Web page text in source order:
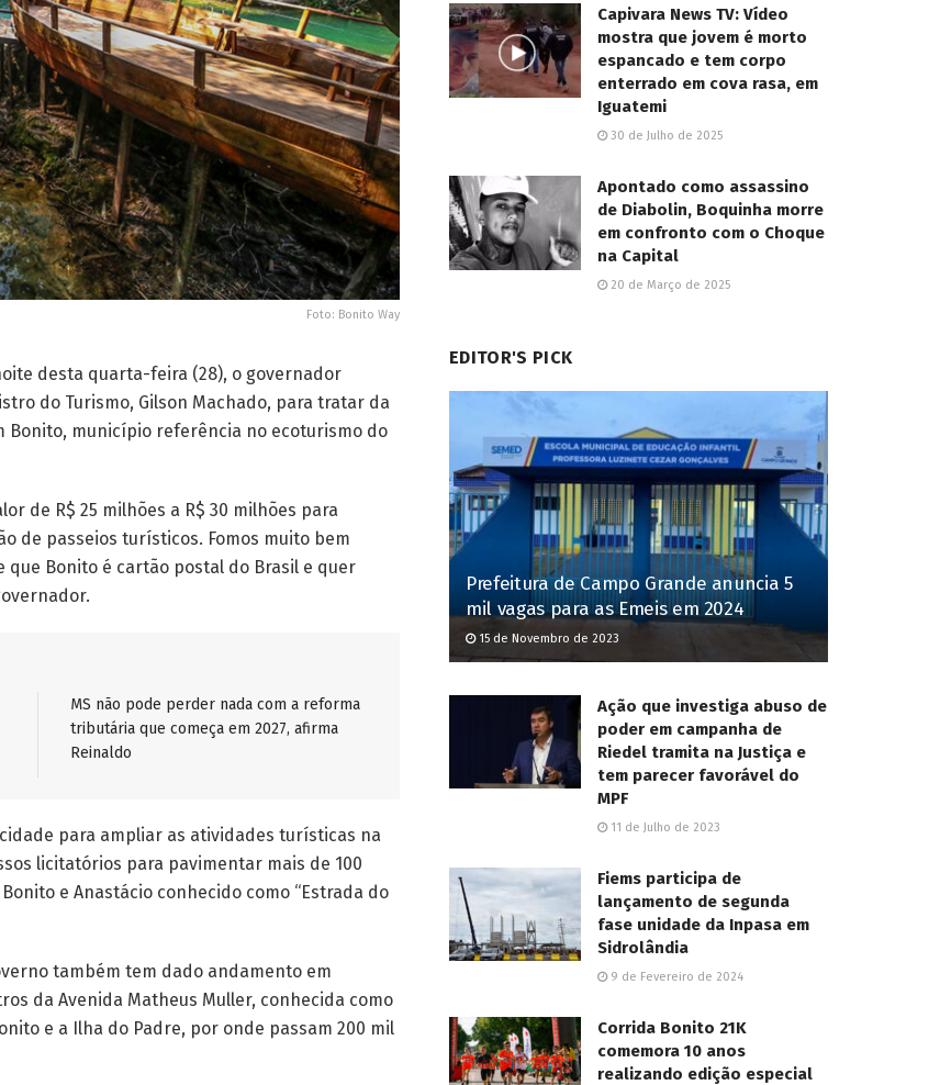
Foto: Bonito Way
desta quarta-feira (28), o governador
do Turismo, Gilson Machado, para tratar da
Bonito, município referência no ecoturismo do
de R$ 25 milhões a R$ 30 milhões para
de passeios turísticos. Fomos muito bem
que Bonito é cartão postal do Brasil e quer
MS não pode perder nada com a reforma
tributária que começa em 2027, afirma
Reinaldo
para ampliar as atividades turísticas na
licitatórios para pavimentar mais de 100
e Anastácio conhecido como “Estrada do
também tem dado andamento em
da Avenida Matheus Muller, conhecida como
e a Ilha do Padre, por onde passam 200 mil
Capivara News TV: Vídeo
mostra que jovem é morto
espancado e tem corpo
enterrado em cova rasa, em
Iguatemi
30 de Julho de 2025
Apontado como assassino
de Diabolin, Boquinha morre
em confronto com o Choque
na Capital
20 de Março de 2025
EDITOR'S PICK
Prefeitura de Campo Grande anuncia 5
mil vagas para as Emeis em 2024
15 de Novembro de 2023
Ação que investiga abuso de
poder em campanha de
Riedel tramita na Justiça e
tem parecer favorável do
MPF
11 de Julho de 2023
Fiems participa de
lançamento de segunda
fase unidade da Inpasa em
Sidrolândia
9 de Fevereiro de 2024
Corrida Bonito 21K
comemora 10 anos
realizando edição especial